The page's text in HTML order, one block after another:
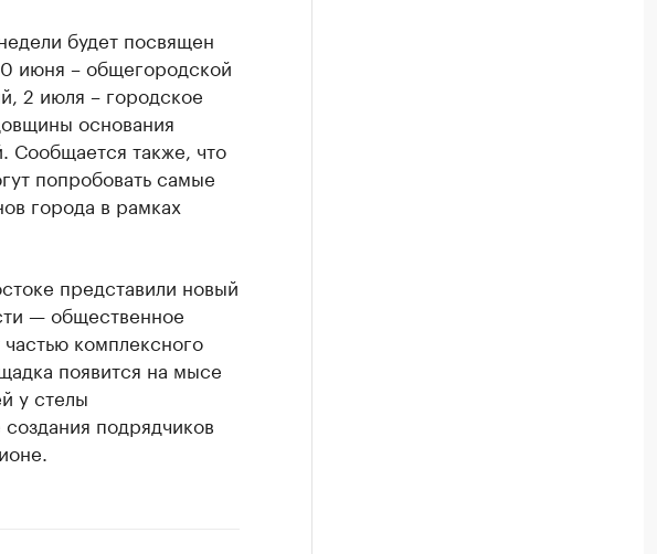
будет посвящен
июня – общегородской
2 июля – городское
основания
Сообщается также, что
попробовать самые
города в рамках
представили новый
— общественное
комплексного
появится на мысе
у стелы
подрядчиков